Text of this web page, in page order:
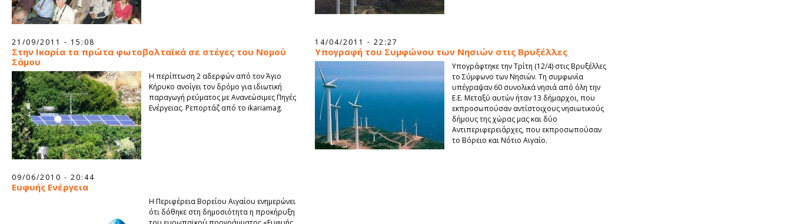
21/09/2011 - 15:08
Στην Ικαρία τα πρώτα φωτοβολταϊκά σε στέγες του Νομού
Σάμου
Η περίπτωση 2 αδερφών από τον Άγιο
Κήρυκο ανοίγει τον δρόμο για ιδιωτική
παραγωγή ρεύματος με Ανανεώσιμες Πηγές
Ενέργειας. Ρεπορτάζ από το ikariamag.
14/04/2011 - 22:27
Υπογραφή του Συμφώνου των Νησιών στις Βρυξέλλες
Υπογράφτηκε την Τρίτη (12/4) στις Βρυξέλλες
το Σύμφωνο των Νησιών. Τη συμφωνία
υπέγραψαν 60 συνολικά νησιά από όλη την
Ε.Ε. Μεταξύ αυτών ήταν 13 δήμαρχοι, που
εκπροσωπούσαν αντίστοιχους νησιωτικούς
δήμους της χώρας μας και δύο
Αντιπεριφερειάρχες, που εκπροσωπούσαν
το Βόρειο και Νότιο Αιγαίο.
09/06/2010 - 20:44
Ευφυής Ενέργεια
Η Περιφέρεια Βορείου Αιγαίου ενημερώνει
ότι δόθηκε στη δημοσιότητα η προκήρυξη